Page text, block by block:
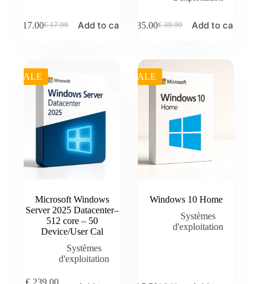
€17.99
Original
17.00Current
Add to cart €39.99
Original
€ 39.99.
35.00Current
€ 35.00.
Add to cart
SALE
Microsoft Windows
Server 2025 Datacenter–
512 core – 50
Device/User Cal
Systèmes
d'exploitation
SALE
Windows 10 Home
Systèmes
d'exploitation